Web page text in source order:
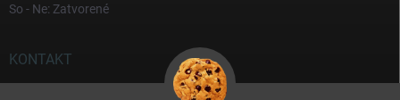
So - Ne: Zatvorené
KONTAKT